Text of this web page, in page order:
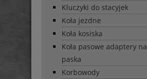
Kluczyki do stacyjek
Koła jezdne
Koła kosiska
Koła pasowe adaptery
paska
Korbowody